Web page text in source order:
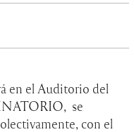
en el Auditorio del
se
con el